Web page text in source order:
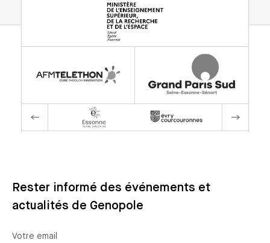
Rester informé des événements et
actualités de Genopole